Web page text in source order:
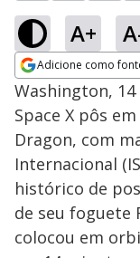
A+
Adicione como
Opens in new
Washington,
Space X pôs
Dragon, com
Internacional
histórico de
de seu foguete
colocou em